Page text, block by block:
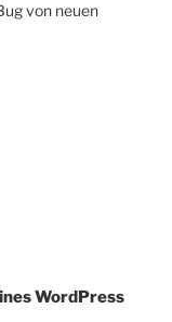
von neuen
WordPress